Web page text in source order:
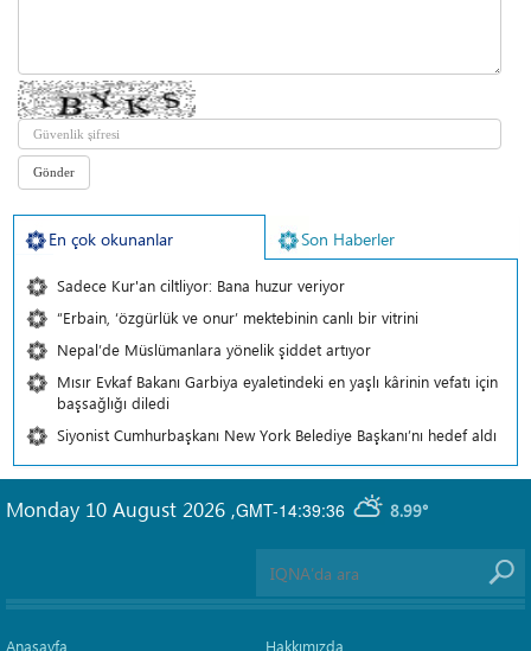
En çok okunanlar Son Haberler
Sadece Kur'an ciltliyor: Bana huzur veriyor
“Erbain, ‘özgürlük ve onur’ mektebinin canlı bir vitrini
Nepal’de Müslümanlara yönelik şiddet artıyor
Mısır Evkaf Bakanı Garbiya eyaletindeki en yaşlı kârinin vefatı için
başsağlığı diledi
Siyonist Cumhurbaşkanı New York Belediye Başkanı’nı hedef aldı
GMT-14:39:36 8.99°
Monday 10 August 2026 ,
Anasayfa Hakkımızda